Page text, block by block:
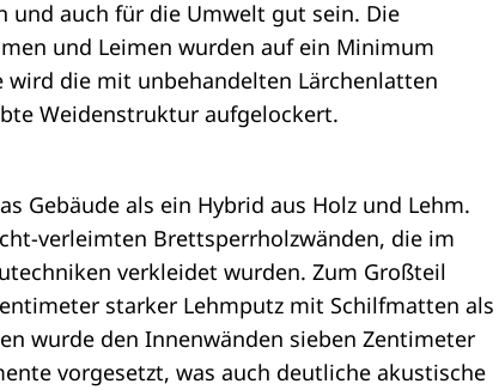
und auch für die Umwelt gut sein. Die
und Leimen wurden auf ein Minimum
die mit unbehandelten Lärchenlatten
Weidenstruktur aufgelockert.
Gebäude als ein Hybrid aus Holz und Lehm.
verleimten Brettsperrholzwänden, die im
verkleidet wurden. Zum Großteil
starker Lehmputz mit Schilfmatten als
wurde den Innenwänden sieben Zentimeter
vorgesetzt, was auch deutliche akustische